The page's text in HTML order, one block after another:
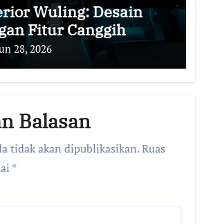
Wuling: Desain
Fitur Canggih
28, 2026
Balasan
tidak akan dipublikasikan.Ruas
*